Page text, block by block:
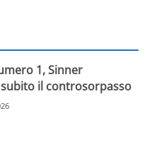
1, Sinner
il controsorpasso